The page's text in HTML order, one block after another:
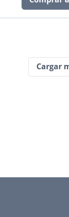
Cargar